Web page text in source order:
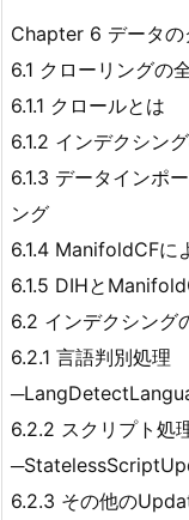
Chapter 6 データの
6.1 クローリングの
6.1.1 クロールとは
6.1.2 インデクシン
6.1.3 データインポ
ング
6.1.4 ManifoldCFに
6.1.5 DIHと
6.2 インデクシン
6.2.1 言語判別処理
6.2.2 スクリプト処
6.2.3 その他の